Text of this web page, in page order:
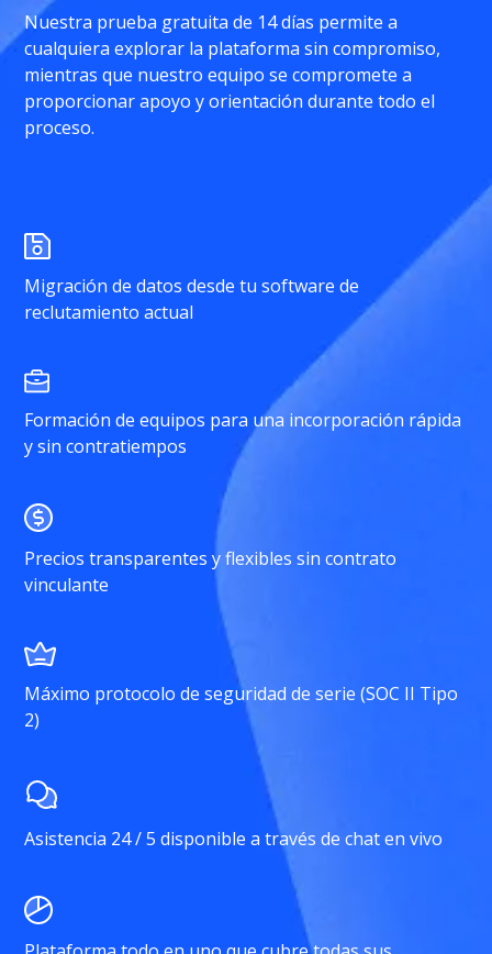
Nuestra prueba gratuita de 14 días permite a
cualquiera explorar la plataforma sin compromiso,
mientras que nuestro equipo se compromete a
proporcionar apoyo y orientación durante todo el
proceso.
Migración de datos desde tu software de
reclutamiento actual
Formación de equipos para una incorporación rápida
y sin contratiempos
Precios transparentes y flexibles sin contrato
vinculante
Máximo protocolo de seguridad de serie (SOC II Tipo
2)
Asistencia 24 / 5 disponible a través de chat en vivo